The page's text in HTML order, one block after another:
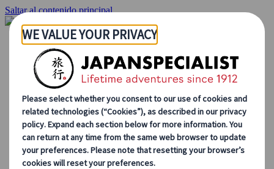
Saltar al contenido principal
Inicio
Viajes
Viajes a medida
Viajes de autor
Fly & Drive
Circuitos organizados
Excursiones
Tours de grupo a medida
Japan Rail Pass
Cómo trabajamos
Sobre nosotros
Nuestro equipo